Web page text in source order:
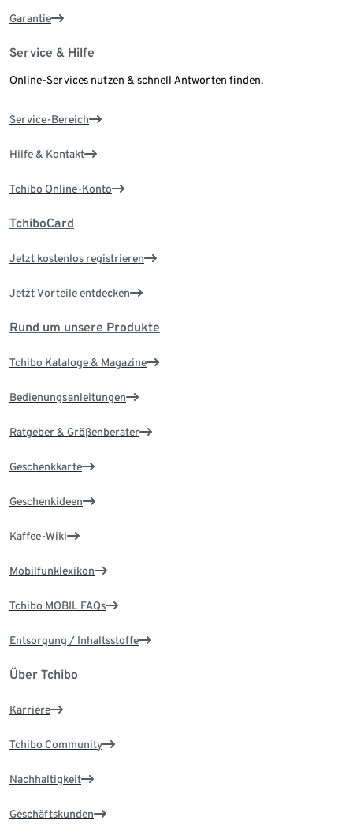
Garantie
Service & Hilfe
Online-Services nutzen & schnell Antworten finden.
Service-Bereich
Hilfe & Kontakt
Tchibo Online-Konto
TchiboCard
Jetzt kostenlos registrieren
Jetzt Vorteile entdecken
Rund um unsere Produkte
Tchibo Kataloge & Magazine
Bedienungsanleitungen
Ratgeber & Größenberater
Geschenkkarte
Geschenkideen
Kaffee-Wiki
Mobilfunklexikon
Tchibo MOBIL FAQs
Entsorgung / Inhaltsstoffe
Über Tchibo
Karriere
Tchibo Community
Nachhaltigkeit
Geschäftskunden